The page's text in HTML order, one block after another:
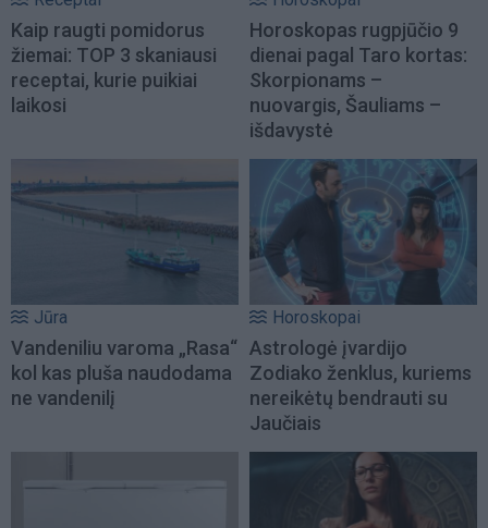
Kaip raugti pomidorus
žiemai: TOP 3 skaniausi
receptai, kurie puikiai
laikosi
Horoskopas rugpjūčio 9
dienai pagal Taro kortas:
Skorpionams –
nuovargis, Šauliams –
išdavystė
Jūra
Vandeniliu varoma „Rasa“
kol kas pluša naudodama
ne vandenilį
Horoskopai
Astrologė įvardijo
Zodiako ženklus, kuriems
nereikėtų bendrauti su
Jaučiais